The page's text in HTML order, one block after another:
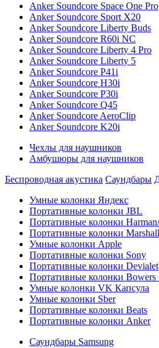
Anker Soundcore Space One Pro
Anker Soundcore Sport X20
Anker Soundcore Liberty Buds
Anker Soundcore R60i NC
Anker Soundcore Liberty 4 Pro
Anker Soundcore Liberty 5
Anker Soundcore P41i
Anker Soundcore H30i
Anker Soundcore P30i
Anker Soundcore Q45
Anker Soundcore AeroClip
Anker Soundcore K20i
Чехлы для наушников
Амбушюры для наушников
Беспроводная акустика Саундбары
Умные колонки Яндекс
Портативные колонки JBL
Портативные колонки
Портативные колонки Marshall
Умные колонки Apple
Портативные колонки Sony
Портативные колонки Devialet
Портативные колонки
Умные колонки VK Капсула
Умные колонки Sber
Портативные колонки Beats
Портативные колонки Anker
Саундбары Samsung